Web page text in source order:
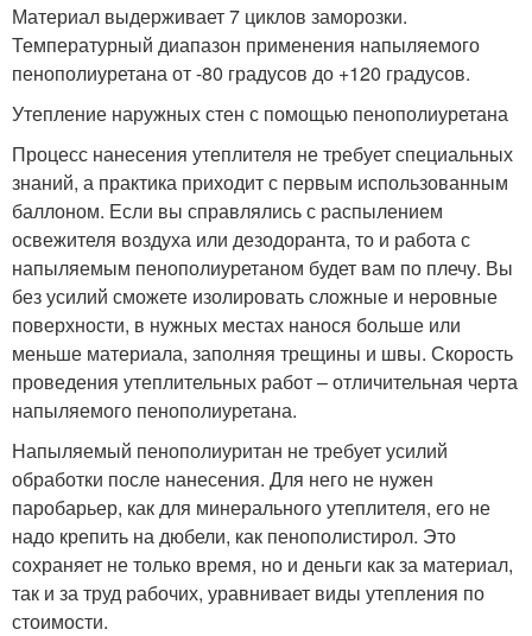
Материал выдерживает 7 циклов заморозки.
Температурный диапазон применения напыляемого
пенополиуретана от -80 градусов до +120 градусов.
Утепление наружных стен с помощью пенополиуретана
Процесс нанесения утеплителя не требует специальных
знаний, а практика приходит с первым использованным
баллоном. Если вы справлялись с распылением
освежителя воздуха или дезодоранта, то и работа с
напыляемым пенополиуретаном будет вам по плечу. Вы
без усилий сможете изолировать сложные и неровные
поверхности, в нужных местах нанося больше или
меньше материала, заполняя трещины и швы. Скорость
проведения утеплительных работ – отличительная черта
напыляемого пенополиуретана.
Напыляемый пенополиуритан не требует усилий
обработки после нанесения. Для него не нужен
паробарьер, как для минерального утеплителя, его не
надо крепить на дюбели, как пенополистирол. Это
сохраняет не только время, но и деньги как за материал,
так и за труд рабочих, уравнивает виды утепления по
стоимости.